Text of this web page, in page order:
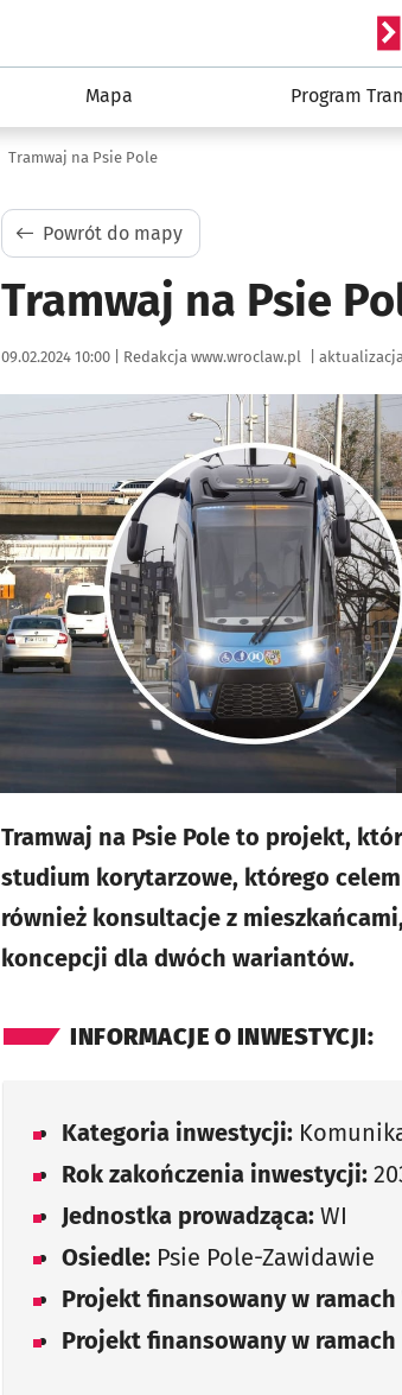
Mapa Program
Tramwaj na Psie Pole
Powrót do mapy
Tramwaj na Psie
Data publikacji:
09.02.2024 10:00 | Autor:
Redakcja www.wroclaw.pl
Tramwaj na Psie Pole to projekt,
studium korytarzowe, którego
również konsultacje z
koncepcji dla dwóch wariantów.
INFORMACJE O INWESTYCJI:
Kategoria inwestycji:
Rok zakończenia inwestycji:
Jednostka prowadząca: WI
Osiedle: Psie Pole-Zawidawie
Projekt finansowany w ramach
Projekt finansowany w ramach